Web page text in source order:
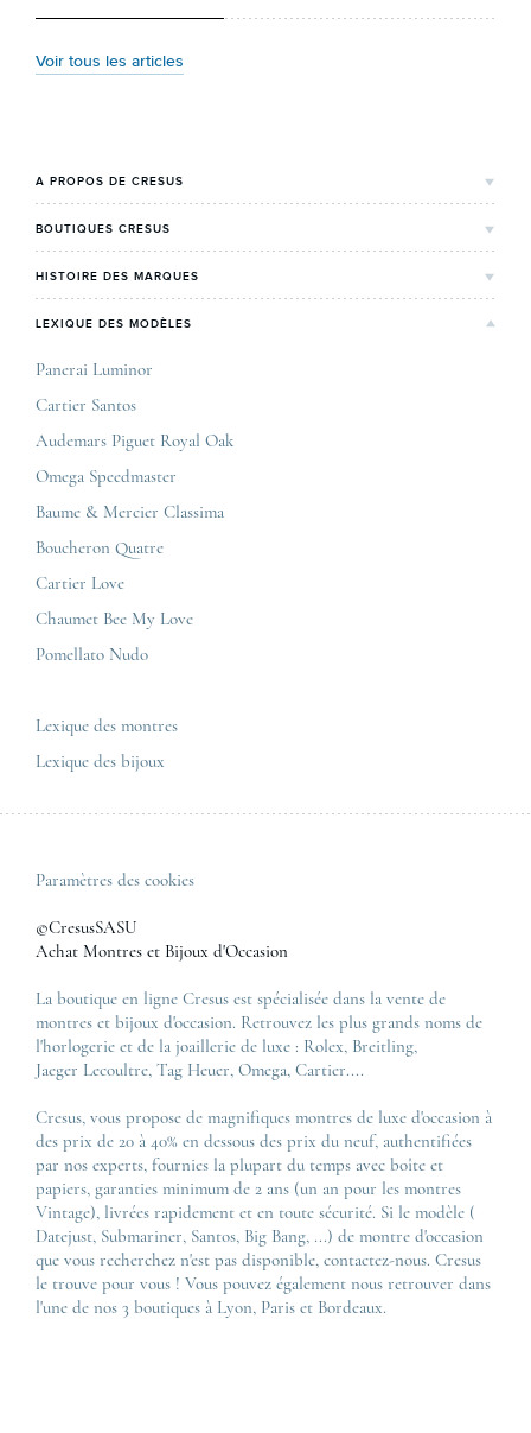
Voir tous les articles
commémorative alliant héritage patrimonial et
métallurgique à la réinterprétation esthétique
Chronometer”,
A PROPOS DE CRESUS
L'Histoire de Cresus
Notre expertise
On parle de nous
Carrières
Conditions générales de vente
Mentions légales
Politique de confidentialité
Plan du site
Nous contacter
BOUTIQUES CRESUS
Lyon
Corner Maty Nantes
Corner Maty Strasbourg
Corner Maty Toulouse
Corner Maty Besançon Kennedy
HISTOIRE DES MARQUES
Rolex
Omega
IWC
Zénith
Tous les modèles de luxe
LEXIQUE DES MODÈLES
Panerai Luminor
Cartier Santos
Audemars Piguet Royal Oak
Omega Speedmaster
Baume & Mercier Classima
Boucheron Quatre
Cartier Love
Chaumet Bee My Love
Pomellato Nudo
Lexique des montres
Lexique des bijoux
Paramètres des cookies
©CresusSASU
Achat Montres et Bijoux d'Occasion
La boutique en ligne Cresus est spécialisée dans la vente de
montres et bijoux d'occasion. Retrouvez les plus grands noms de
l'horlogerie et de la joaillerie de luxe : Rolex, Breitling,
Jaeger Lecoultre, Tag Heuer, Omega, Cartier....
Cresus, vous propose de magnifiques montres de luxe d'occasion à
des prix de 20 à 40% en dessous des prix du neuf, authentifiées
par nos experts, fournies la plupart du temps avec boîte et
papiers, garanties minimum de 2 ans (un an pour les montres
Vintage), livrées rapidement et en toute sécurité. Si le modèle (
Datejust, Submariner, Santos, Big Bang, ...) de montre d'occasion
que vous recherchez n'est pas disponible, contactez-nous. Cresus
le trouve pour vous ! Vous pouvez également nous retrouver dans
l'une de nos 3 boutiques à Lyon, Paris et Bordeaux.